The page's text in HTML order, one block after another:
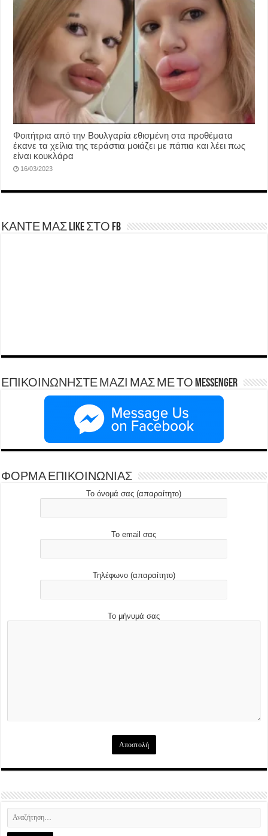
Φοιτήτρια από την Βουλγαρία εθισμένη στα προθέματα
έκανε τα χείλια της τεράστια μοιάζει με πάπια και λέει πως
είναι κουκλάρα
16/03/2023
ΚΑΝΤΕ ΜΑΣ LIKE ΣΤΟ FB
ΕΠΙΚΟΙΝΩΝΗΣΤΕ ΜΑΖΙ ΜΑΣ ΜΕ ΤΟ Messenger
ΦΟΡΜΑ ΕΠΙΚΟΙΝΩΝΙΑΣ
Το όνομά σας (απαραίτητο)
Το email σας
Τηλέφωνο (απαραίτητο)
Το μήνυμά σας